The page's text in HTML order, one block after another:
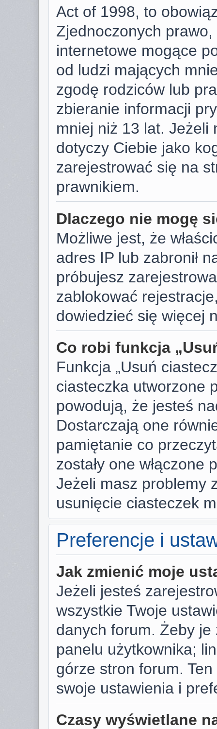
Act of 1998, to
Zjednoczonych
internetowe mogące
od ludzi mających
zgodę rodziców lub
zbieranie informacji
mniej niż 13 lat. Jeżeli
dotyczy Ciebie jako
zarejestrować się na
prawnikiem.
Dlaczego nie mogę
Możliwe jest, że
adres IP lub zabronił
próbujesz
zablokować
dowiedzieć się więcej
Co robi funkcja
Funkcja „Usuń
ciasteczka utworzone
powodują, że jesteś
Dostarczają one
pamiętanie co
zostały one
Jeżeli masz problemy
usunięcie ciasteczek
Preferencje i
Jak zmienić moje
Jeżeli jesteś
wszystkie Twoje
danych forum. Żeby
panelu użytkownika;
górze stron forum.
swoje ustawienia i
Czasy wyświetlane